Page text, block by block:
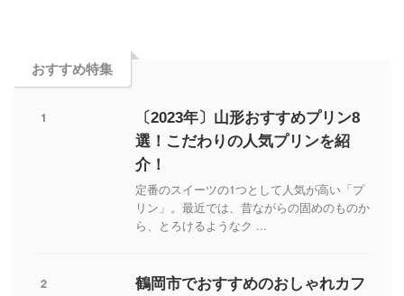
おすすめ特集
1
〔2023年〕山形おすすめプリン8
選！こだわりの人気プリンを紹
介！
定番のスイーツの1つとして人気が高い「プ
リン」。最近では、昔ながらの固めのものか
ら、とろけるようなク ...
2
鶴岡市でおすすめのおしゃれカフ